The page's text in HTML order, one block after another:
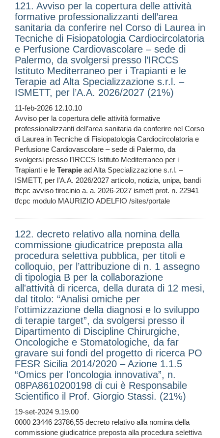
121. Avviso per la copertura delle attività
formative professionalizzanti dell’area
sanitaria da conferire nel Corso di Laurea in
Tecniche di Fisiopatologia Cardiocircolatoria
e Perfusione Cardiovascolare – sede di
Palermo, da svolgersi presso l’IRCCS
Istituto Mediterraneo per i Trapianti e le
Terapie ad Alta Specializzazione s.r.l. –
ISMETT, per l’A.A. 2026/2027 (21%)
11-feb-2026 12.10.10
Avviso per la copertura delle attività formative
professionalizzanti dell’area sanitaria da conferire nel Corso
di Laurea in Tecniche di Fisiopatologia Cardiocircolatoria e
Perfusione Cardiovascolare – sede di Palermo, da
svolgersi presso l’IRCCS Istituto Mediterraneo per i
Trapianti e le Terapie ad Alta Specializzazione s.r.l. –
ISMETT, per l’A.A. 2026/2027 articolo, notizia, unipa, bandi
tfcpc avviso tirocinio a. a. 2026-2027 ismett prot. n. 22941
tfcpc modulo MAURIZIO ADELFIO /sites/portale
122. decreto relativo alla nomina della
commissione giudicatrice preposta alla
procedura selettiva pubblica, per titoli e
colloquio, per l’attribuzione di n. 1 assegno
di tipologia B per la collaborazione
all'attività di ricerca, della durata di 12 mesi,
dal titolo: “Analisi omiche per
l’ottimizzazione della diagnosi e lo sviluppo
di terapie target”, da svolgersi presso il
Dipartimento di Discipline Chirurgiche,
Oncologiche e Stomatologiche, da far
gravare sui fondi del progetto di ricerca PO
FESR Sicilia 2014/2020 – Azione 1.1.5
“Omics per l'oncologia innovativa”, n.
08PA8610200198 di cui è Responsabile
Scientifico il Prof. Giorgio Stassi. (21%)
19-set-2024 9.19.00
0000 23446 23786,55 decreto relativo alla nomina della
commissione giudicatrice preposta alla procedura selettiva